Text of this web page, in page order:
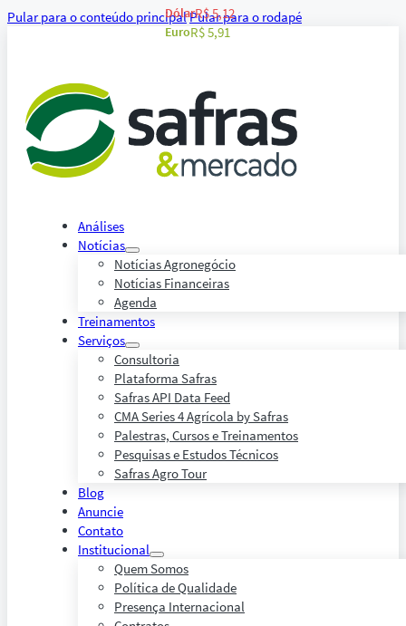
Pular para o conteúdo principalPular para o rodapé
Análises
Notícias
Notícias Agronegócio
Notícias Financeiras
Agenda
Treinamentos
Serviços
Consultoria
Plataforma Safras
Safras API Data Feed
CMA Series 4 Agrícola by Safras
Palestras, Cursos e Treinamentos
Pesquisas e Estudos Técnicos
Safras Agro Tour
Blog
Anuncie
Contato
Institucional
Quem Somos
Política de Qualidade
Presença Internacional
DólarR$ 5,12
EuroR$ 5,91